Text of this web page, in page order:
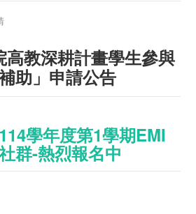
高教深耕計畫學生參與
助」申請公告
學年度第1學期EMI
群-熱烈報名中